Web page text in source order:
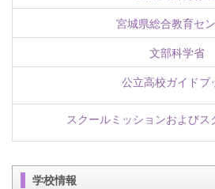
宮城県総合教育セ
文部科学省
公立高校ガイドブ
スクールミッションおよびス
学校情報